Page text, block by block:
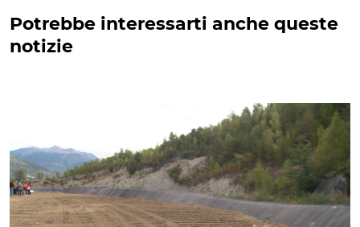
Potrebbe interessarti anche queste
notizie